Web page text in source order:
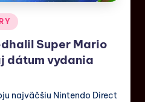
Super Mario
dátum vydania
najväčšiu Nintendo Direct